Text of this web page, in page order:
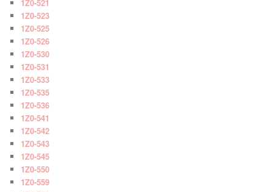
1Z0-521
1Z0-523
1Z0-525
1Z0-526
1Z0-530
1Z0-531
1Z0-533
1Z0-535
1Z0-536
1Z0-541
1Z0-542
1Z0-543
1Z0-545
1Z0-550
1Z0-559